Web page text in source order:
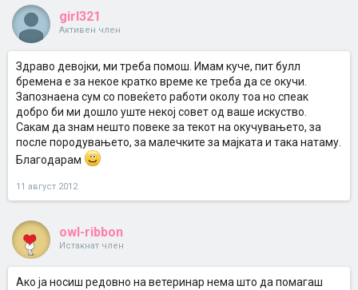
girl321
Активен член
Здраво девојки, ми треба помош. Имам куче, пит булл
бремена е за некое кратко време ке треба да се окучи.
Запознаена сум со повеќето работи околу тоа но спеак
добро би ми дошло уште некоj совет од ваше искуство.
Сакам да знам нешто повеке за текот на окучувањето, за
после породувањето, за малечките за мајката и така натаму.
Благодарам
11 август 2012
owl-ribbon
Истакнат член
Ако ја носиш редовно на ветеринар нема што да помагаш